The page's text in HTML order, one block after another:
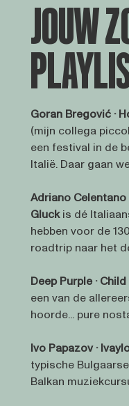
JOUW
Goran Bregović ·
(mijn collega
een festival in de
Italië. Daar gaan
Adriano Celentano
Gluckis dé
hebben voor de
roadtrip naar het
Deep Purple ·
een van de
hoorde... pure
Ivo Papazov ·
typische
Balkan